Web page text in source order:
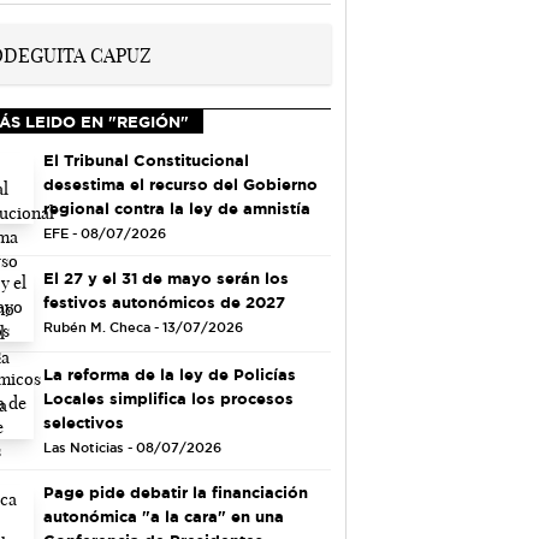
LEIDO EN "REGIÓN"
El Tribunal Constitucional
desestima el recurso del Gobierno
regional contra la ley de amnistía
EFE - 08/07/2026
El 27 y el 31 de mayo serán los
festivos autonómicos de 2027
Rubén M. Checa - 13/07/2026
La reforma de la ley de Policías
Locales simplifica los procesos
selectivos
Las Noticias - 08/07/2026
Page pide debatir la financiación
autonómica "a la cara" en una